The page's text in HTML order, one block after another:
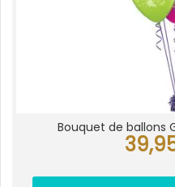
Bouquet de ballons